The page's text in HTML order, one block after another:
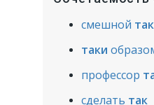
смешной
таки
профессор
сделать так